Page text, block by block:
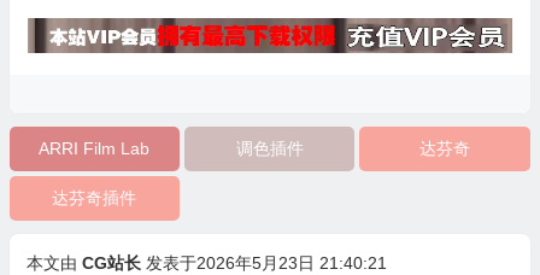
ARRI Film Lab 调色插件 达芬奇
达芬奇插件
本文由 CG站长 发表于2026年5月23日 21:40:21